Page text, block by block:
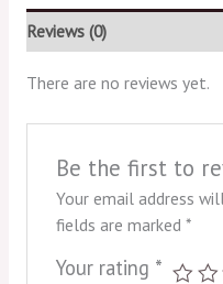
Reviews (0)
There are no reviews yet.
Be the first to
Your email address
fields are marked *
Your rating *